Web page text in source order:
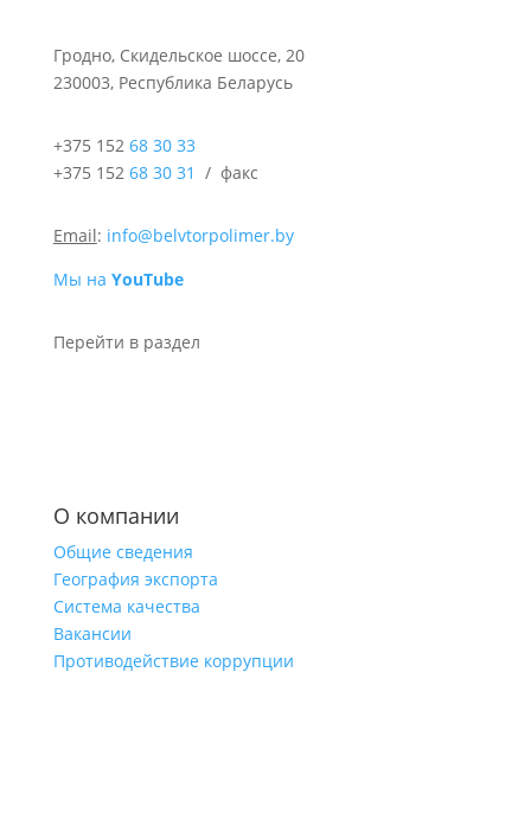
Гродно, Скидельское шоссе, 20
230003, Республика Беларусь
+375 152 68 30 33
+375 152 68 30 31 / факс
Email: info@belvtorpolimer.by
Мы на YouTube
Перейти в раздел
О компании
Общие сведения
География экспорта
Система качества
Вакансии
Противодействие коррупции